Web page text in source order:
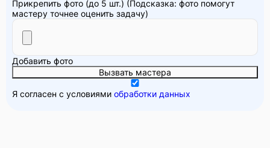
Прикрепить фото (до 5 шт.) (Подсказка: фото помогут
мастеру точнее оценить задачу)
Добавить фото
Вызвать мастера
Я согласен с условиями обработки данных